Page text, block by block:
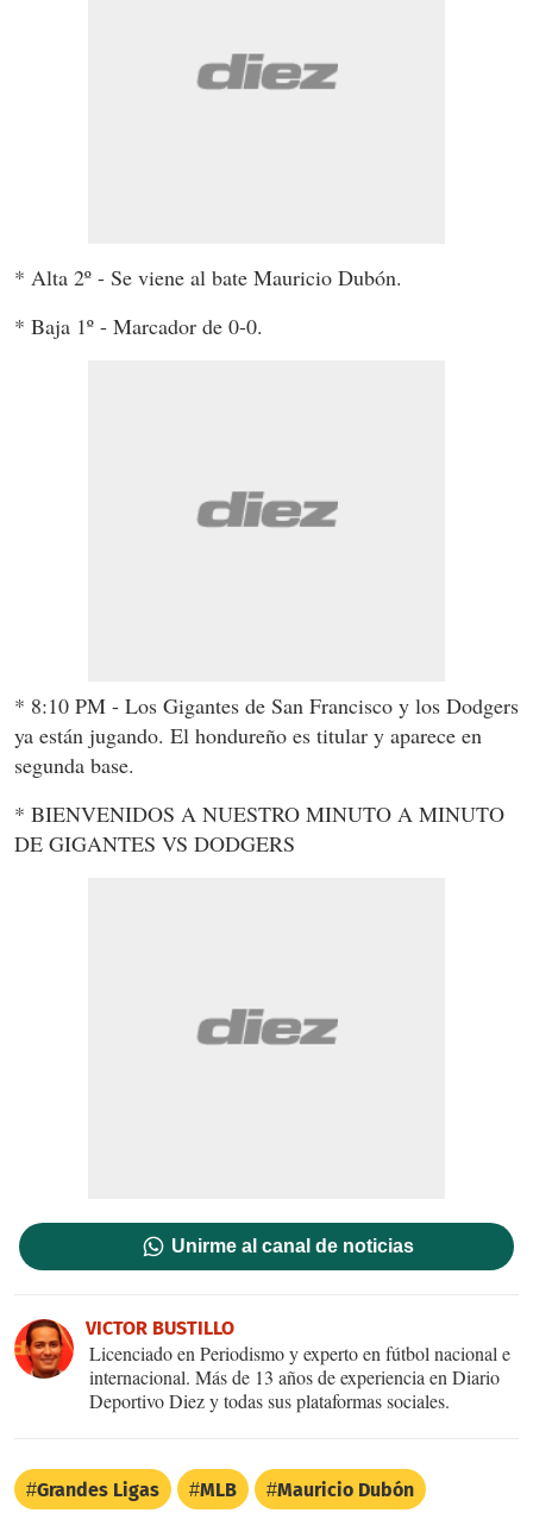
* Alta 2º - Se viene al bate Mauricio Dubón.
* Baja 1º - Marcador de 0-0.
* 8:10 PM - Los Gigantes de San Francisco y los Dodgers
ya están jugando. El hondureño es titular y aparece en
segunda base.
* BIENVENIDOS A NUESTRO MINUTO A MINUTO
DE GIGANTES VS DODGERS
Unirme al canal de noticias
VICTOR BUSTILLO
Licenciado en Periodismo y experto en fútbol nacional e
internacional. Más de 13 años de experiencia en Diario
Deportivo Diez y todas sus plataformas sociales.
Grandes Ligas MLB Mauricio Dubón